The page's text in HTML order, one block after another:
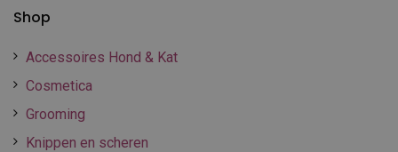
Shop
Accessoires Hond & Kat
Cosmetica
Grooming
Knippen en scheren